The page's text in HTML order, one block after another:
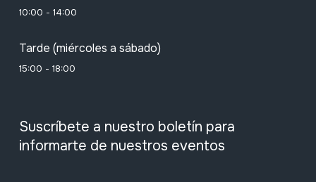
10:00 - 14:00
Tarde (miércoles a sábado)
15:00 - 18:00
Suscríbete a nuestro boletín para
informarte de nuestros eventos